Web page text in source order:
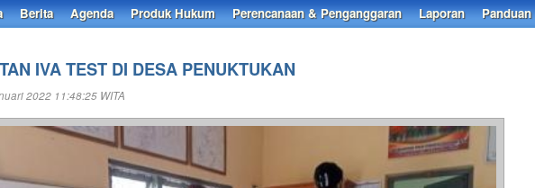
Berita Agenda Produk Hukum Perencanaan & Penganggaran Laporan
IVA TEST DI DESA PENUKTUKAN
2022 11:48:25 WITA